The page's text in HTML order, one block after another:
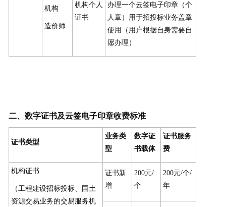
机构
造价师
机构个人
证书
办理一个云签电子印章（个
人章）用于招投标业务盖章
使用（用户根据自身需要自
愿办理）
二、数字证书及云签电子印章收费标准
证书类型
业务类
型
数字证
书载体
证书服务
费
机构证书
（工程建设招标投标、国土
资源交易业务的交易服务机
证书新
增
200元/
个
200元/个/
年